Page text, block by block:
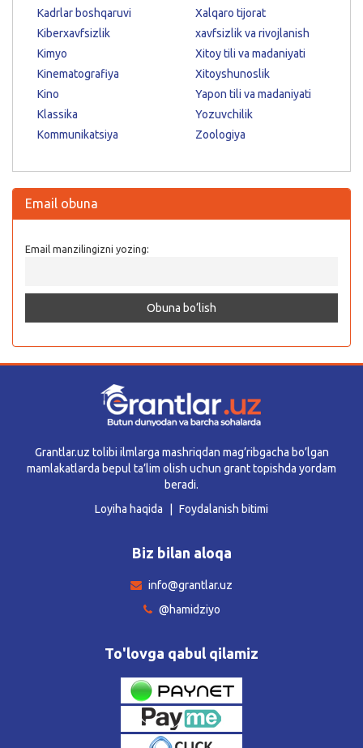
Kadrlar boshqaruvi
Kiberxavfsizlik
Kimyo
Kinematografiya
Kino
Klassika
Kommunikatsiya
Xalqaro tijorat
xavfsizlik va rivojlanish
Xitoy tili va madaniyati
Xitoyshunoslik
Yapon tili va madaniyati
Yozuvchilik
Zoologiya
Email obuna
Email manzilingizni yozing:
Grantlar.uz tolibi ilmlarga mashriqdan mag’ribgacha bo’lgan
mamlakatlarda bepul ta’lim olish uchun grant topishda yordam
beradi.
Loyiha haqida
Foydalanish bitimi
Biz bilan aloqa
info@grantlar.uz
@hamidziyo
To'lovga qabul qilamiz